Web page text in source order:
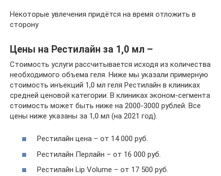
Некоторые увлечения придётся на время отложить в
сторону
Цены на Рестилайн за 1,0 мл –
Стоимость услуги рассчитывается исходя из количества
необходимого объема геля. Ниже мы указали примерную
стоимость инъекций 1,0 мл геля Рестилайн в клиниках
средней ценовой категории. В клиниках эконом-сегмента
стоимость может быть ниже на 2000-3000 рублей. Все
цены ниже указаны за 1,0 мл (на 2021 год).
Рестилайн цена – от 14 000 руб.
Рестилайн Перлайн – от 16 000 руб.
Рестилайн Lip Volume – от 17 500 руб.